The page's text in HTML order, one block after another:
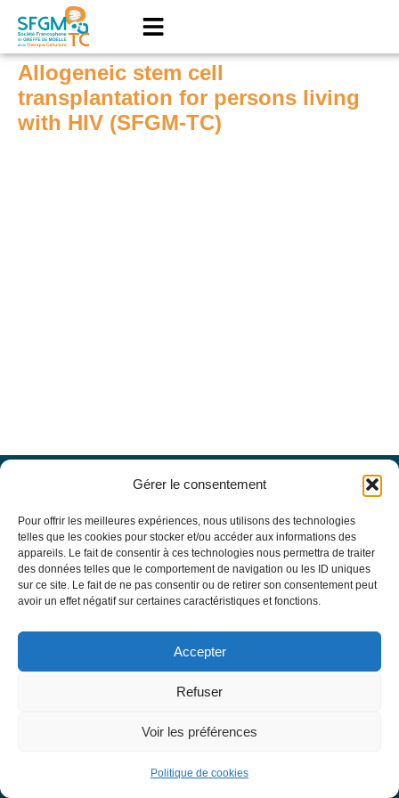
Gérer le consentement
Pour offrir les meilleures expériences, nous utilisons des technologies
telles que les cookies pour stocker et/ou accéder aux informations des
appareils. Le fait de consentir à ces technologies nous permettra de traiter
des données telles que le comportement de navigation ou les ID uniques
sur ce site. Le fait de ne pas consentir ou de retirer son consentement peut
avoir un effet négatif sur certaines caractéristiques et fonctions.
Accepter
Refuser
Voir les préférences
Politique de cookies
Allogeneic stem cell
transplantation for persons living
with HIV (SFGM-TC)
Actualités
Agenda
Missions du site
Mentions légales
Conditions générales d’utilisation
Base de données EBMT Registry